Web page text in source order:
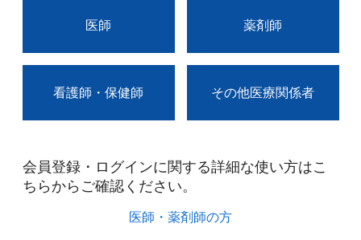
医師 薬剤師
看護師・保健師 その他医療関係者
会員登録・ログインに関する詳細な使い方はこ
ちらからご確認ください。​
医師・薬剤師の方​